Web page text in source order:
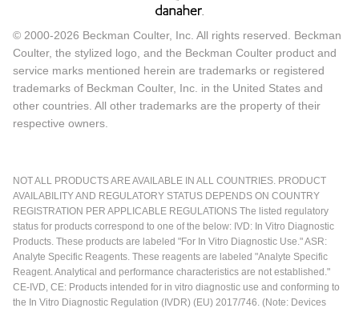
© 2000-2026 Beckman Coulter, Inc. All rights reserved. Beckman
Coulter, the stylized logo, and the Beckman Coulter product and
service marks mentioned herein are trademarks or registered
trademarks of Beckman Coulter, Inc. in the United States and
other countries. All other trademarks are the property of their
respective owners.
NOT ALL PRODUCTS ARE AVAILABLE IN ALL COUNTRIES. PRODUCT
AVAILABILITY AND REGULATORY STATUS DEPENDS ON COUNTRY
REGISTRATION PER APPLICABLE REGULATIONS The listed regulatory
status for products correspond to one of the below: IVD: In Vitro Diagnostic
Products. These products are labeled "For In Vitro Diagnostic Use." ASR:
Analyte Specific Reagents. These reagents are labeled "Analyte Specific
Reagent. Analytical and performance characteristics are not established."
CE-IVD, CE: Products intended for in vitro diagnostic use and conforming to
the In Vitro Diagnostic Regulation (IVDR) (EU) 2017/746. (Note: Devices